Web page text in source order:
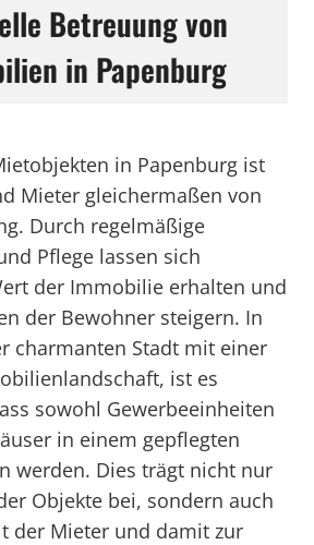
Betreuung von
in Papenburg
in Papenburg ist
Mieter gleichermaßen von
Durch regelmäßige
Pflege lassen sich
der Immobilie erhalten und
der Bewohner steigern. In
charmanten Stadt mit einer
ist es
sowohl Gewerbeeinheiten
in einem gepflegten
werden. Dies trägt nicht nur
Objekte bei, sondern auch
der Mieter und damit zur